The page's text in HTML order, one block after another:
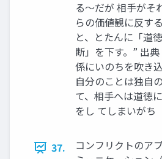
る〜だが 相手がそ
らの価値観に反す
と、とたんに「道
断」を下す。” 出
係にいのちを吹き
自分のことは独自
て、相手へは道徳
をし てしまいがち
37.
コンフリクトのア